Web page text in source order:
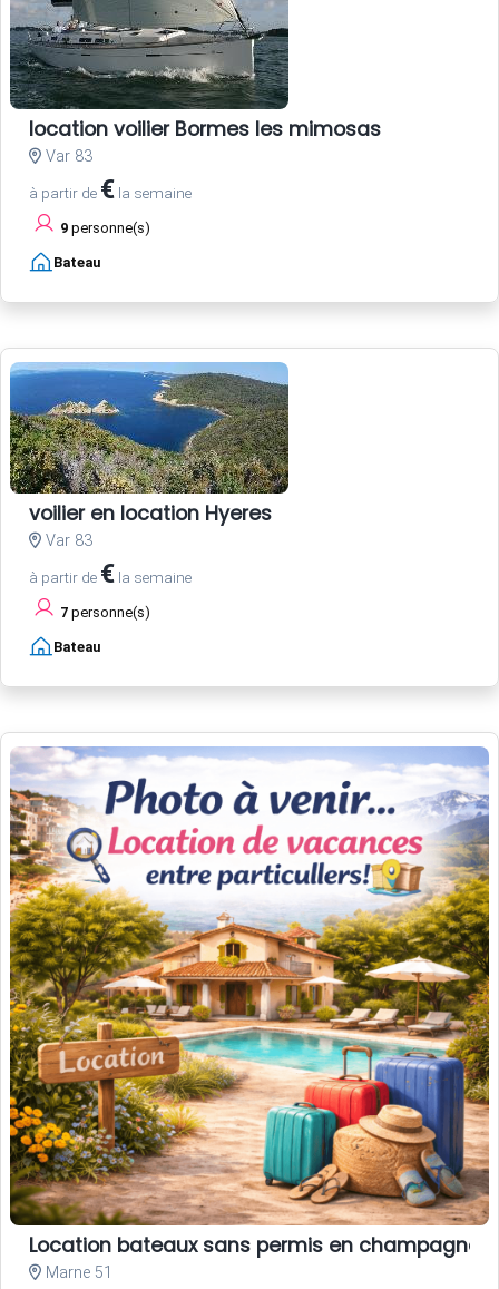
location voilier Bormes les mimosas
Var 83
à partir de € la semaine
9 personne(s)
Bateau
voilier en location Hyeres
Var 83
à partir de € la semaine
7 personne(s)
Bateau
Location bateaux sans permis en champagne
Marne 51